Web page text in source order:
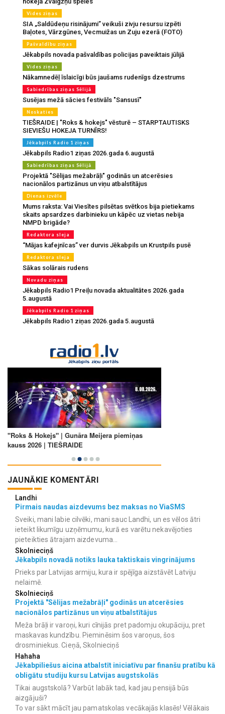
Vides ziņas
SIA „Saldūdeņu risinājumi” veikuši zivju resursu izpēti
Baļotes, Vārzgūnes, Vecmuižas un Zuju ezerā (FOTO)
Pašvaldību ziņas
Jēkabpils novada pašvaldības policijas paveiktais jūlijā
Vides ziņas
Nākamnedēļ īslaicīgi būs jaušams rudenīgs dzestrums
Sabiedrības ziņas Sēlijā
Susējas mežā sācies festivāls "Sansusī"
Noskaties
TIEŠRAIDE | "Roks & hokejs" vēsturē – STARPTAUTISKS
SIEVIEŠU HOKEJA TURNĪRS!
Jēkabpils Radio 1 ziņas
Jēkabpils Radio1 ziņas 2026.gada 6.augustā
Sabiedrības ziņas Sēlijā
Projektā "Sēlijas mežabrāļi" godinās un atcerēsies
nacionālos partizānus un viņu atbalstītājus
Dienas izvēle
Mums raksta: Vai Viesītes pilsētas svētkos bija pietiekams
skaits apsardzes darbinieku un kāpēc uz vietas nebija
NMPD brigāde?
Redaktora sleja
“Mājas kafejnīcas” ver durvis Jēkabpils un Krustpils pusē
Redaktora sleja
Sākas solārais rudens
Novadu ziņas
Jēkabpils Radio1 Preiļu novada aktualitātes 2026.gada
5.augustā
Jēkabpils Radio 1 ziņas
Jēkabpils Radio1 ziņas 2026.gada 5.augustā
JAUNĀKIE KOMENTĀRI
Landhi
Pirmais naudas aizdevums bez maksas no ViaSMS
Sveiki, mani labie cilvēki, mani sauc Landhi, un es vēlos ātri
ieteikt likumīgu uzņēmumu, kurā es varētu nekavējoties
pieteikties ātrajam aizdevuma...
Skolnieciņš
Jēkabpils novadā notiks lauka taktiskais vingrinājums
Prieks par Latvijas armiju, kura ir spējīga aizstāvēt Latviju
nelaimē.
Skolnieciņš
Projektā "Sēlijas mežabrāļi" godinās un atcerēsies
nacionālos partizānus un viņu atbalstītājus
Meža brāļi ir varoņi, kuri cīnijās pret padomju okupāciju, pret
maskavas kundzību. Pieminēsim šos varoņus, šos
drosminiekus. Cieņā, Skolnieciņš
Hahaha
Jēkabpiliešus aicina atbalstīt iniciatīvu par finanšu pratību kā
obligātu studiju kursu Latvijas augstskolās
Tikai augstskolā? Varbūt labāk tad, kad jau pensijā būs
aizgājuši?
To var sākt mācīt jau pamatskolas vecākajās klasēs! Vēlākais